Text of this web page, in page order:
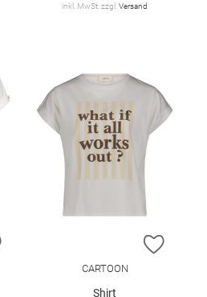
inkl. MwSt. zzgl. Versand
ZUR WUNSCHLISTE HINZUFÜGEN
ZUR
CARTOON
Shirt